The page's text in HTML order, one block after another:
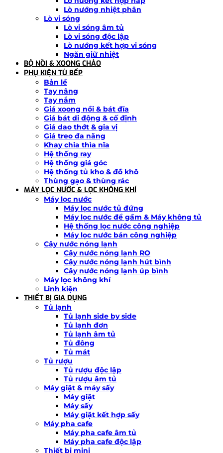
Lò nướng nhiệt phân
Lò vi sóng
Lò vi sóng âm tủ
Lò vi sóng độc lập
Lò nướng kết hợp vi sóng
Ngăn giữ nhiệt
BỘ NỒI & XOONG CHẢO
PHỤ KIỆN TỦ BẾP
Bản lề
Tay nâng
Tay nắm
Giá xoong nồi & bát đĩa
Giá bát di động & cố định
Giá dao thớt & gia vị
Giá treo đa năng
Khay chia thìa nĩa
Hệ thống ray
Hệ thống giá góc
Hệ thống tủ kho & đồ khô
Thùng gạo & thùng rác
MÁY LỌC NƯỚC & LỌC KHÔNG KHÍ
Máy lọc nước
Máy lọc nước tủ đứng
Máy lọc nước để gầm & Máy không tủ
Hệ thống lọc nước công nghiệp
Máy lọc nước bán công nghiệp
Cây nước nóng lạnh
Cây nước nóng lạnh RO
Cây nước nóng lạnh hút bình
Cây nước nóng lạnh úp bình
Máy lọc không khí
Linh kiện
THIẾT BỊ GIA DỤNG
Tủ lạnh
Tủ lạnh side by side
Tủ lạnh đơn
Tủ lạnh âm tủ
Tủ đông
Tủ mát
Tủ rượu
Tủ rượu độc lập
Tủ rượu âm tủ
Máy giặt & máy sấy
Máy giặt
Máy sấy
Máy giặt kết hợp sấy
Máy pha cafe
Máy pha cafe âm tủ
Máy pha cafe độc lập
Thiết bị mini